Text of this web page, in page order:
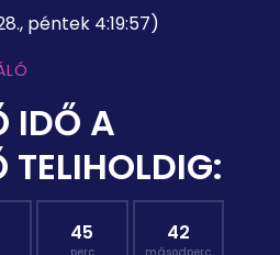
péntek 4:19:57)
IDŐ A
TELIHOLDIG:
45 41